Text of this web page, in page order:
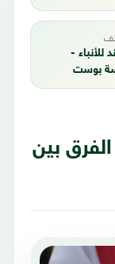
للأنباء -
بوست
بين